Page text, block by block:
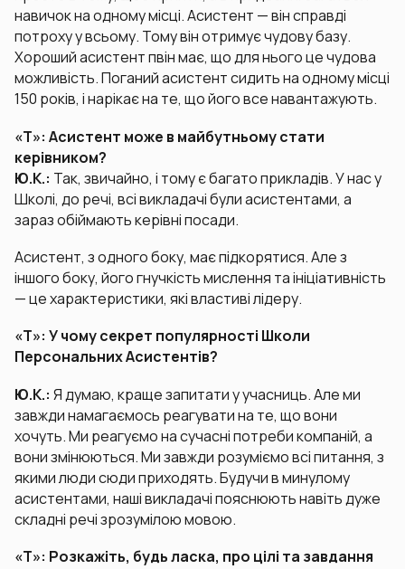
навичок на одному місці. Асистент — він справді
потроху у всьому. Тому він отримує чудову базу.
Хороший асистент пвін має, що для нього це чудова
можливість. Поганий асистент сидить на одному місці
150 років, і нарікає на те, що його все навантажують.
«Т»: Асистент може в майбутньому стати
керівником?
Ю.К.: Так, звичайно, і тому є багато прикладів. У нас у
Школі, до речі, всі викладачі були асистентами, а
зараз обіймають керівні посади.
Асистент, з одного боку, має підкорятися. Але з
іншого боку, його гнучкість мислення та ініціативність
— це характеристики, які властиві лідеру.
«Т»: У чому секрет популярності Школи
Персональних Асистентів?
Ю.К.: Я думаю, краще запитати у учасниць. Але ми
завжди намагаємось реагувати на те, що вони
хочуть. Ми реагуємо на сучасні потреби компаній, а
вони змінюються. Ми завжди розуміємо всі питання, з
якими люди сюди приходять. Будучи в минулому
асистентами, наші викладачі пояснюють навіть дуже
складні речі зрозумілою мовою.
«Т»: Розкажіть, будь ласка, про цілі та завдання